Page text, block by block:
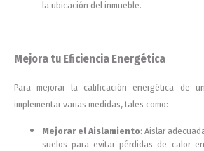
la ubicación del inmueble.
Mejora tu Eficiencia Energética
Para mejorar la calificación energética de
implementar varias medidas, tales como:
Mejorar el Aislamiento: Aislar
suelos para evitar pérdidas de calor